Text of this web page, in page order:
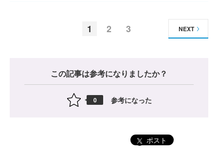
1 2 3 NEXT
この記事は参考になりましたか？
0 参考になった
ポスト